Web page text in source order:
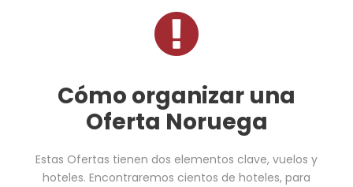
Cómo organizar una
Oferta Noruega
Estas Ofertas tienen dos elementos clave, vuelos y
hoteles. Encontraremos cientos de hoteles, para